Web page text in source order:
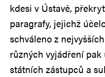
kdesi v Ústavě,
paragrafy, jejichž
schváleno z
různých vyjádření
státních zástupců a